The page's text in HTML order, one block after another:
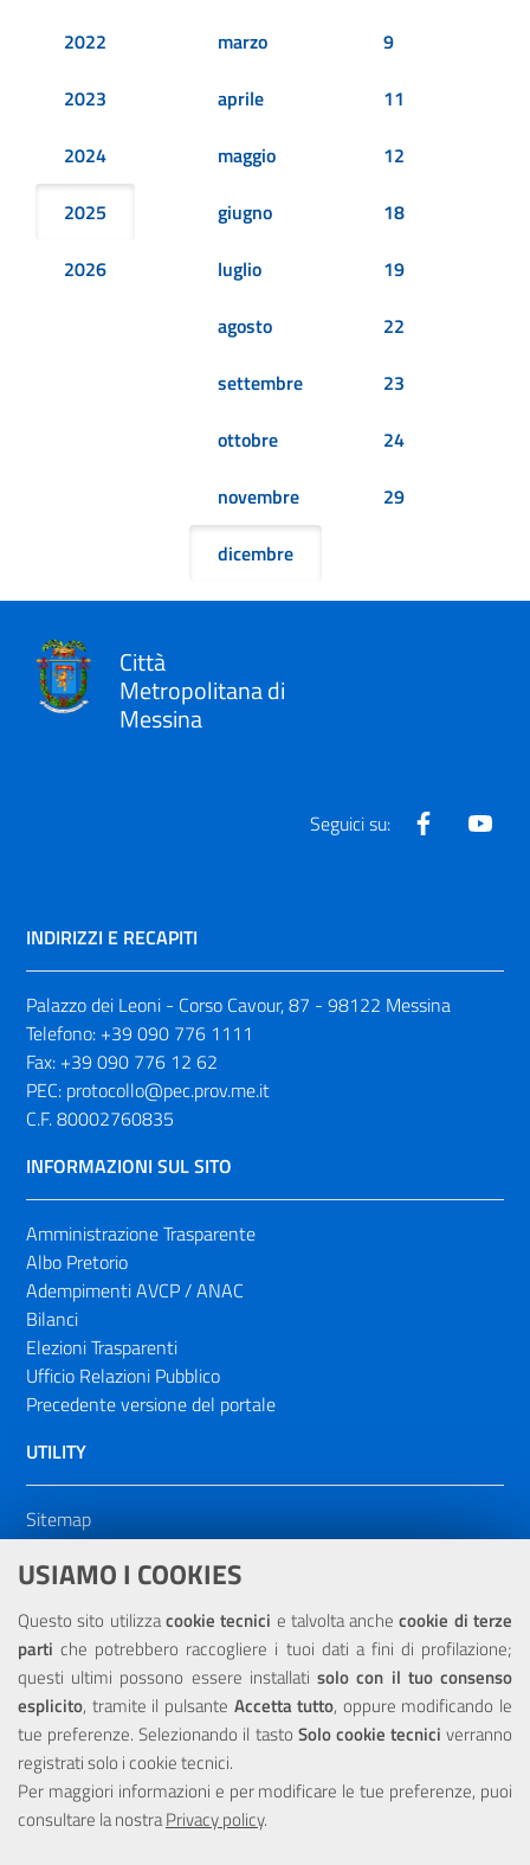
USIAMO I COOKIES
Questo sito utilizzacookie tecnici e talvolta anchecookie di terze
parti che potrebbero raccogliere i tuoi dati a fini di profilazione;
questi ultimi possono essere installatisolo con il tuo consenso
esplicito, tramite il pulsante Accetta tutto, oppure modificando le
tue preferenze. Selezionando il tasto Solo cookie tecnici verranno
registrati solo i cookie tecnici.
Per maggiori informazioni e per modificare le tue preferenze, puoi
consultare la nostraPrivacy policy.
2022
2023
2024
2025
2026
marzo
aprile
maggio
giugno
luglio
agosto
settembre
ottobre
novembre
dicembre
9
11
12
18
19
22
23
24
29
Città
Metropolitana di
Messina
Seguici su: Facebook
INDIRIZZI E RECAPITI
Palazzo dei Leoni - Corso Cavour, 87 - 98122 Messina
Telefono: +39 090 776 1111
Fax: +39 090 776 12 62
PEC: protocollo@pec.prov.me.it
C.F. 80002760835
INFORMAZIONI SUL SITO
Amministrazione Trasparente
Albo Pretorio
Adempimenti AVCP / ANAC
Bilanci
Elezioni Trasparenti
Ufficio Relazioni Pubblico
Precedente versione del portale
UTILITY
Sitemap
Dichiarazione di accessibilità
NOTE LEGALI
Privacy
Portale realizzato con la partecipazione finanziaria dell'Unione
Europea tramite i fondi del POR Sicilia 2000/2006 Misura 6.05 -